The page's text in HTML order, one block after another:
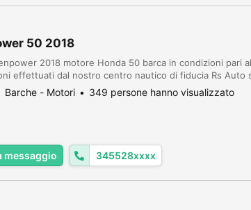
50 2018
2018 motore Honda 50 barca in condizioni pari
effettuati dal nostro centro nautico di fiducia Rs Auto
Barche - Motori 349 persone hanno visualizzato
messaggio 345528xxxx